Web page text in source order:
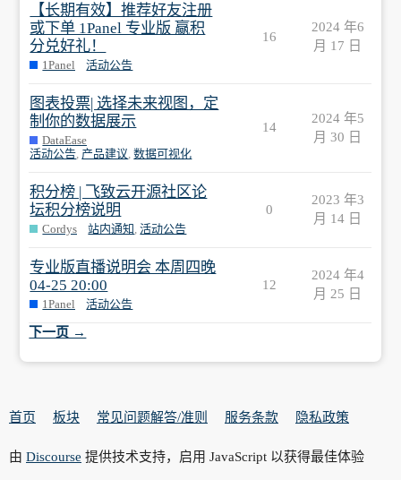
【长期有效】推荐好友注册
或下单 1Panel 专业版 赢积
分兑好礼！
1Panel 活动公告
16
2024 年6
月 17 日
图表投票| 选择未来视图，定
制你的数据展示
DataEase
活动公告, 产品建议,数据可视化
14
2024 年5
月 30 日
积分榜 | 飞致云开源社区论
坛积分榜说明
Cordys 站内通知 ,活动公告
0
2023 年3
月 14 日
专业版直播说明会 本周四晚
04-25 20:00
1Panel 活动公告
12
2024 年4
月 25 日
下一页 →
首页 板块 常见问题解答/准则 服务条款 隐私政策
由 Discourse 提供技术支持，启用 JavaScript 以获得最佳体验